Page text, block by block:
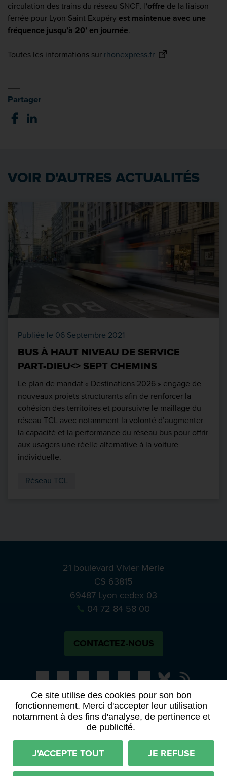
Ce site utilise des cookies pour son bon
fonctionnement. Merci d'accepter leur utilisation
notamment à des fins d'analyse, de pertinence et
de publicité.
J'ACCEPTE TOUT JE REFUSE
circulation des trains du réseau SNCF, l’offre de la liaison
ferrée pour Lyon Saint Exupéry est maintenue avec une
fréquence jusqu’à 20’ en journée.
Toutes les informations sur rhonexpress.fr
Partager
VOIR D'AUTRES ACTUALITÉS
Publiée le 06 Septembre 2021
BUS À HAUT NIVEAU DE SERVICE
PART-DIEU<> SEPT CHEMINS
Le plan de mandat « Destinations 2026 » engage de
nouveaux projets structurants afin de renforcer la
cohésion des territoires et poursuivre le maillage du
réseau TCL avec notamment la volonté d’augmenter
la capacité et la performance du réseau bus pour offrir
aux usagers une réelle alternative à la voiture
individuelle.
Réseau TCL
21 boulevard Vivier Merle
CS 63815
69487 Lyon cedex 03
04 72 84 58 00
CONTACTEZ-NOUS
BlueskyNotre
PRESSE
APPELS À MANIFESTATION D’INTÉRÊT
ACTES ET DÉLIBÉRATIONS
Mentions légales
Plan du site
Déclaration d'accessibilité (partiellement conforme)